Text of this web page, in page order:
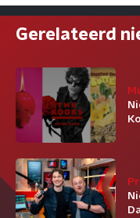
Gerelateerd